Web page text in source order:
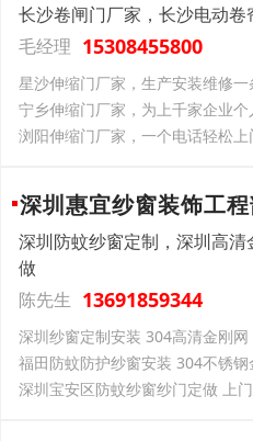
长沙卷闸门厂家，长沙电动
毛经理 15308455800
星沙伸缩门厂家，生产安装维修一
宁乡伸缩门厂家，为上千家企业
浏阳伸缩门厂家，一个电话轻松上
深圳惠宜纱窗装饰工
深圳防蚊纱窗定制，深圳高
做
陈先生 13691859344
深圳纱窗定制安装 304高清金刚
福田防蚊防护纱窗安装 304不锈
深圳宝安区防蚊纱窗纱门定做 上